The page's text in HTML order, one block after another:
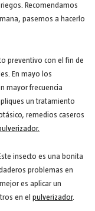
Recomendamos
pasemos a hacerlo
preventivo con el fin de
En mayo los
mayor frecuencia
un tratamiento
remedios caseros
insecto es una bonita
problemas en
es aplicar un
en el pulverizador.